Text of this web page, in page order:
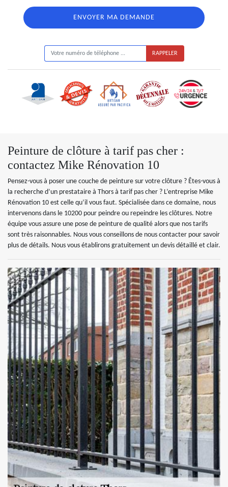
Peinture de clôture à tarif pas cher :
contactez Mike Rénovation 10
Pensez-vous à poser une couche de peinture sur votre clôture ? Êtes-vous à
la recherche d’un prestataire à Thors à tarif pas cher ? L’entreprise Mike
Rénovation 10 est celle qu’il vous faut. Spécialisée dans ce domaine, nous
intervenons dans le 10200 pour peindre ou repeindre les clôtures. Notre
équipe vous assure une pose de peinture de qualité alors que nos tarifs
sont très raisonnables. Nous vous conseillons de nous contacter pour savoir
plus de détails. Nous vous établirons gratuitement un devis détaillé et clair.